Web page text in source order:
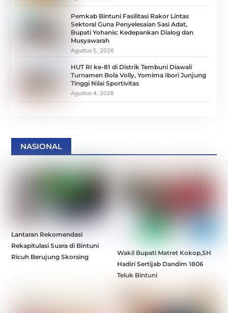
Pemkab Bintuni Fasilitasi Rakor Lintas
Sektoral Guna Penyelesaian Sasi Adat,
Bupati Yohanis: Kedepankan Dialog dan
Musyawarah
Agustus 5, 2026
HUT RI ke-81 di Distrik Tembuni Diawali
Turnamen Bola Volly, Yomima Ibori Junjung
Tinggi Nilai Sportivitas
Agustus 4, 2026
NASIONAL
Lantaran Rekomendasi
Rekapitulasi Suara di Bintuni
Ricuh Berujung Skorsing
Wakil Bupati Matret Kokop,SH
Hadiri Sertijab Dandim 1806
Teluk Bintuni